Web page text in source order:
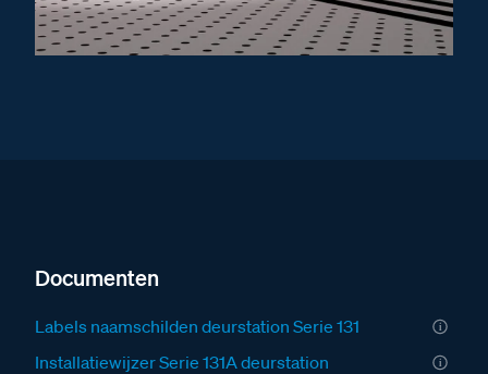
Documenten
Labels naamschilden deurstation Serie 131
Installatiewijzer Serie 131A deurstation